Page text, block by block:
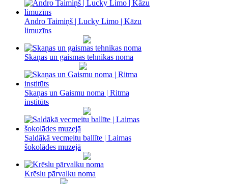
Andro Taimiņš | Lucky Limo | Kāzu
limuzīns
Skaņas un gaismas tehnikas noma
Skaņas un Gaismu noma‎ | Ritma
institūts
Saldākā vecmeitu ballīte | Laimas
šokolādes muzejā
Krēslu pārvalku noma